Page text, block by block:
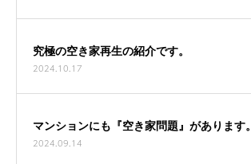
究極の空き家再生の紹介です。
2024.10.17
マンションにも『空き家問題』があります。
2024.09.14